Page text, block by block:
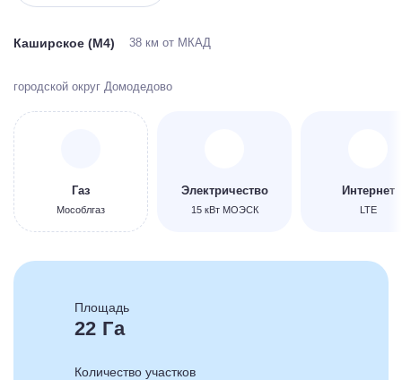
Каширское (М4) 38 км от МКАД
городской округ Домодедово
Газ
Мособлгаз
Электричество
15 кВт МОЭСК
Интернет
LTE
Площадь
22 Га
Количество участков